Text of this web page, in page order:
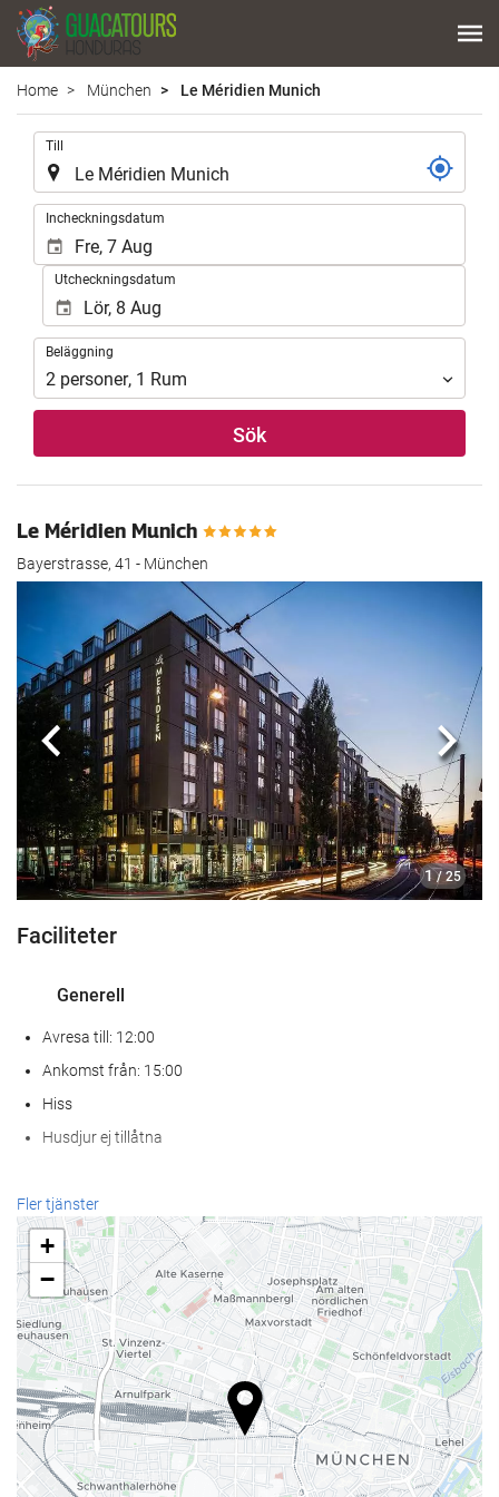
Home München Le Méridien Munich
Till
Incheckningsdatum
Utcheckningsdatum
Beläggning
Beläggning
2 personer, 1 Rum
Sök
Le Méridien Munich
Bayerstrasse, 41 - München
1 / 25
Föregående
Faciliteter
Generell
Avresa till: 12:00
Ankomst från: 15:00
Hiss
Husdjur ej tillåtna
Hälsa
Spa
Hamambad
Bastu
gym
Receptionstjänster
24-timmarsreception
Bagageförvaring
Fler tjänster
+
−